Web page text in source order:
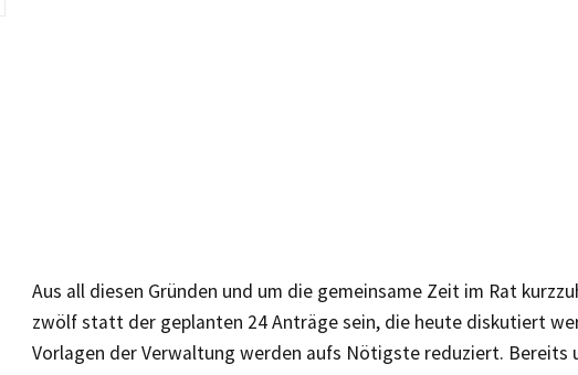
Aus all diesen Gründen und um die gemeinsame Zeit im Rat
zwölf statt der geplanten 24 Anträge sein, die heute diskutiert
Vorlagen der Verwaltung werden aufs Nötigste reduziert. Bereits